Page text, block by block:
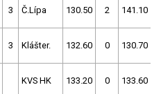
3 Č.Lípa 130.50 2 141.10
3 Klášter. 132.60 0 130.70
KVS HK 133.20 0 133.60